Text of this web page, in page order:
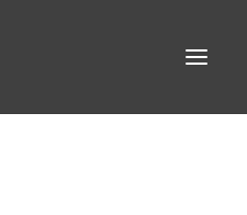
Kreuznach